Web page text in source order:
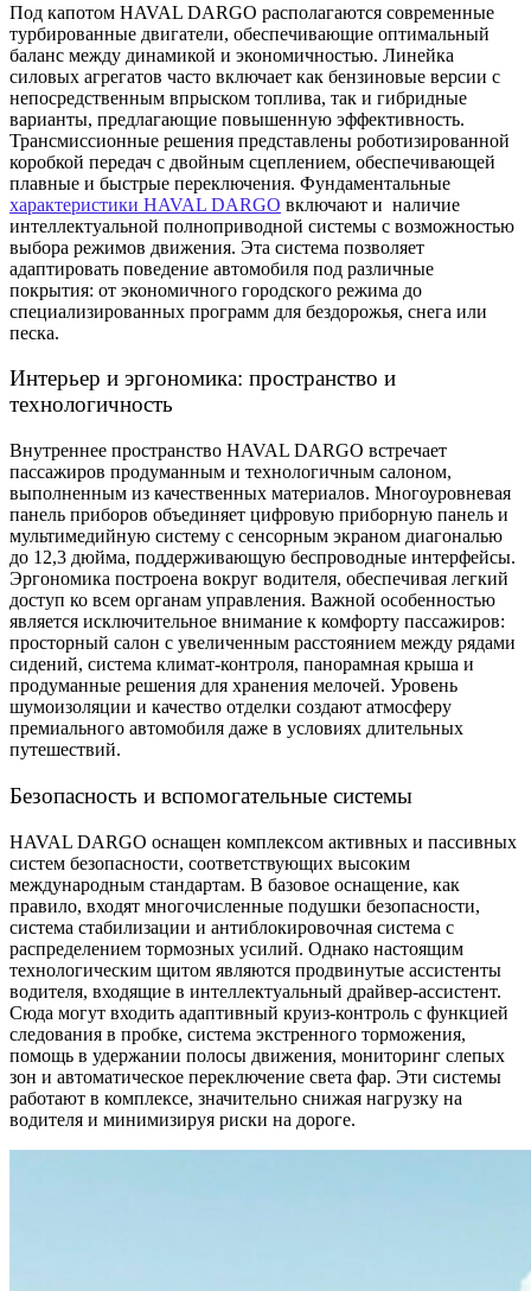
Под капотом HAVAL DARGO располагаются современные
турбированные двигатели, обеспечивающие оптимальный
баланс между динамикой и экономичностью. Линейка
силовых агрегатов часто включает как бензиновые версии с
непосредственным впрыском топлива, так и гибридные
варианты, предлагающие повышенную эффективность.
Трансмиссионные решения представлены роботизированной
коробкой передач с двойным сцеплением, обеспечивающей
плавные и быстрые переключения. Фундаментальные
характеристики HAVAL DARGO включают и наличие
интеллектуальной полноприводной системы с возможностью
выбора режимов движения. Эта система позволяет
адаптировать поведение автомобиля под различные
покрытия: от экономичного городского режима до
специализированных программ для бездорожья, снега или
песка.
Интерьер и эргономика: пространство и
технологичность
Внутреннее пространство HAVAL DARGO встречает
пассажиров продуманным и технологичным салоном,
выполненным из качественных материалов. Многоуровневая
панель приборов объединяет цифровую приборную панель и
мультимедийную систему с сенсорным экраном диагональю
до 12,3 дюйма, поддерживающую беспроводные интерфейсы.
Эргономика построена вокруг водителя, обеспечивая легкий
доступ ко всем органам управления. Важной особенностью
является исключительное внимание к комфорту пассажиров:
просторный салон с увеличенным расстоянием между рядами
сидений, система климат-контроля, панорамная крыша и
продуманные решения для хранения мелочей. Уровень
шумоизоляции и качество отделки создают атмосферу
премиального автомобиля даже в условиях длительных
путешествий.
Безопасность и вспомогательные системы
HAVAL DARGO оснащен комплексом активных и пассивных
систем безопасности, соответствующих высоким
международным стандартам. В базовое оснащение, как
правило, входят многочисленные подушки безопасности,
система стабилизации и антиблокировочная система с
распределением тормозных усилий. Однако настоящим
технологическим щитом являются продвинутые ассистенты
водителя, входящие в интеллектуальный драйвер-ассистент.
Сюда могут входить адаптивный круиз-контроль с функцией
следования в пробке, система экстренного торможения,
помощь в удержании полосы движения, мониторинг слепых
зон и автоматическое переключение света фар. Эти системы
работают в комплексе, значительно снижая нагрузку на
водителя и минимизируя риски на дороге.